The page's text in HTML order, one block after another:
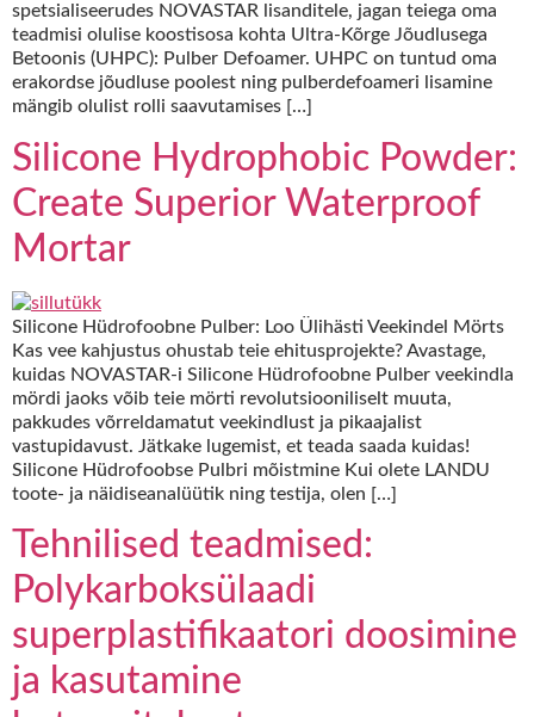
spetsialiseerudes NOVASTAR lisanditele, jagan teiega oma
teadmisi olulise koostisosa kohta Ultra-Kõrge Jõudlusega
Betoonis (UHPC): Pulber Defoamer. UHPC on tuntud oma
erakordse jõudluse poolest ning pulberdefoameri lisamine
mängib olulist rolli saavutamises […]
Silicone Hydrophobic Powder:
Create Superior Waterproof
Mortar
Silicone Hüdrofoobne Pulber: Loo Ülihästi Veekindel Mörts
Kas vee kahjustus ohustab teie ehitusprojekte? Avastage,
kuidas NOVASTAR-i Silicone Hüdrofoobne Pulber veekindla
mördi jaoks võib teie mörti revolutsiooniliselt muuta,
pakkudes võrreldamatut veekindlust ja pikaajalist
vastupidavust. Jätkake lugemist, et teada saada kuidas!
Silicone Hüdrofoobse Pulbri mõistmine Kui olete LANDU
toote- ja näidiseanalüütik ning testija, olen […]
Tehnilised teadmised:
Polykarboksülaadi
superplastifikaatori doosimine
ja kasutamine